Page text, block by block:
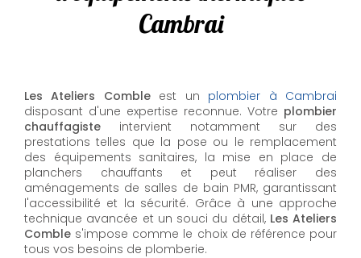
Cambrai
Les Ateliers Combleest un plombier à Cambrai
disposant d'une expertise reconnue. Votre plombier
chauffagiste intervient notamment sur des
prestations telles que la pose ou le remplacement
des équipements sanitaires, la mise en place de
planchers chauffants et peut réaliser des
aménagements de salles de bain PMR, garantissant
l'accessibilité et la sécurité. Grâce à une approche
technique avancée et un souci du détail, Les Ateliers
Comble s'impose comme le choix de référence pour
tous vos besoins de plomberie.